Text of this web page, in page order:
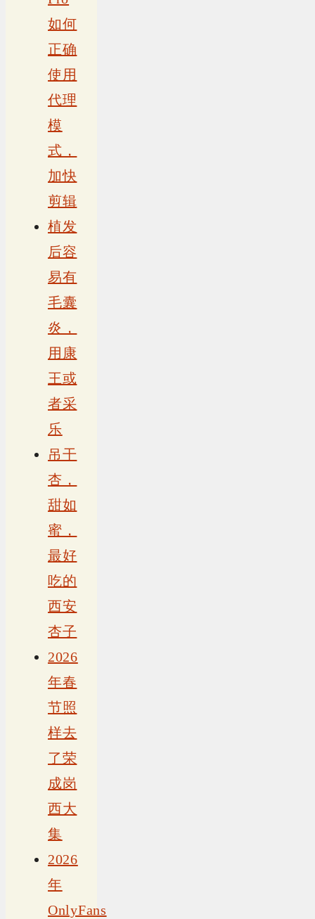
如何
正确
使用
代理
模
式，
加快
剪辑
植发
后容
易有
毛囊
炎，
用康
王或
者采
乐
吊干
杏，
甜如
蜜，
最好
吃的
西安
杏子
2026
年春
节照
样去
了荣
成岗
西大
集
2026
年
OnlyFans